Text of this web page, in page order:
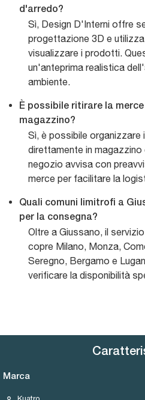
d'arredo?
Sì, Design D'Interni offre
progettazione 3D e
visualizzare i prodotti.
un'anteprima realistica
ambiente.
È possibile ritirare la
magazzino?
Sì, è possibile organizzare
direttamente in magazzino
negozio avvisa con
merce per facilitare la
Quali comuni limitrofi a
per la consegna?
Oltre a Giussano, il
copre Milano, Monza,
Seregno, Bergamo e
verificare la disponibilità
Marca